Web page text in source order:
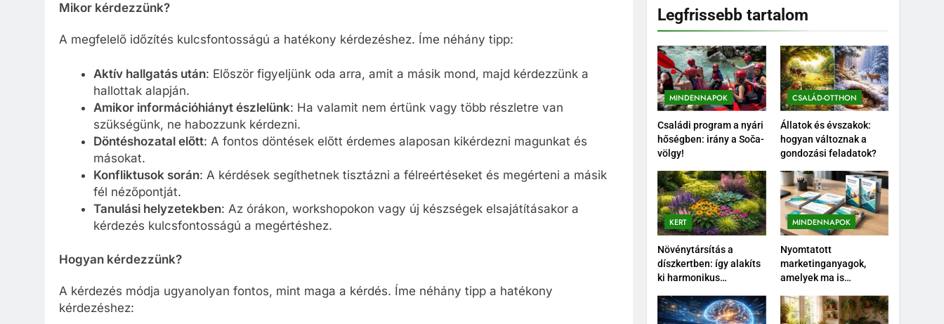
Mikor kérdezzünk?
A megfelelő időzítés kulcsfontosságú a hatékony kérdezéshez. Íme néhány tipp:
Aktív hallgatás után: Először figyeljünk oda arra, amit a másik mond, majd kérdezzünk a
hallottak alapján.
Amikor információhiányt észlelünk: Ha valamit nem értünk vagy több részletre van
szükségünk, ne habozzunk kérdezni.
Döntéshozatal előtt: A fontos döntések előtt érdemes alaposan kikérdezni magunkat és
másokat.
Konfliktusok során: A kérdések segíthetnek tisztázni a félreértéseket és megérteni a másik
fél nézőpontját.
Tanulási helyzetekben: Az órákon, workshopokon vagy új készségek elsajátításakor a
kérdezés kulcsfontosságú a megértéshez.
Hogyan kérdezzünk?
A kérdezés módja ugyanolyan fontos, mint maga a kérdés. Íme néhány tipp a hatékony
kérdezéshez:
Legfrissebb tartalom
MINDENNAPOK
Családi program a nyári
hőségben: irány a Soča-
völgy!
CSALÁD-OTTHON
Állatok és évszakok:
hogyan változnak a
gondozási feladatok?
KERT
Növénytársítás a
díszkertben: így alakíts
ki harmonikus
MINDENNAPOK
Nyomtatott
marketinganyagok,
amelyek ma is
az értékesítést